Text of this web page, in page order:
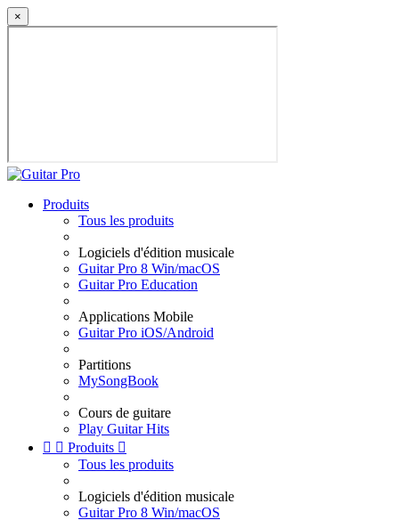
×
Produits
Tous les produits
Logiciels d'édition musicale
Guitar Pro 8 Win/macOS
Guitar Pro Education
Applications Mobile
Guitar Pro iOS/Android
Partitions
MySongBook
Cours de guitare
Play Guitar Hits
  Produits 
Tous les produits
Logiciels d'édition musicale
Guitar Pro 8 Win/macOS